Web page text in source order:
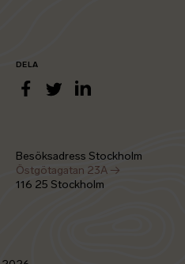
DELA
FacebookTwitterLinkedIn
Besöksadress Stockholm
Östgötagatan 23A →
116 25 Stockholm